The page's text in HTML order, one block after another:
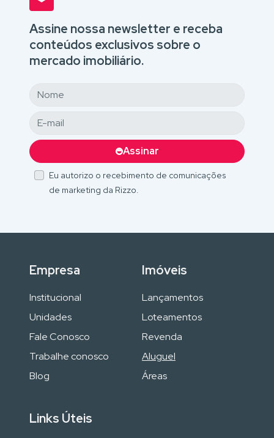
Assine nossa newsletter e receba
conteúdos exclusivos sobre o
mercado imobiliário.
Assinar
Eu autorizo o recebimento de comunicações
de marketing da Rizzo.
Empresa
Institucional
Unidades
Fale Conosco
Trabalhe conosco
Blog
Imóveis
Lançamentos
Loteamentos
Revenda
Aluguel
Áreas
Links Úteis